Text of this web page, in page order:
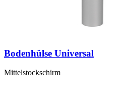
Bodenhülse Universal
Mittelstockschirm